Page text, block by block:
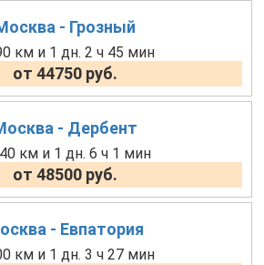
- Грозный
км и 1 дн. 2 ч 45 мин
от 44750 руб.
- Дербент
км и 1 дн. 6 ч 1 мин
от 48500 руб.
- Евпатория
км и 1 дн. 3 ч 27 мин